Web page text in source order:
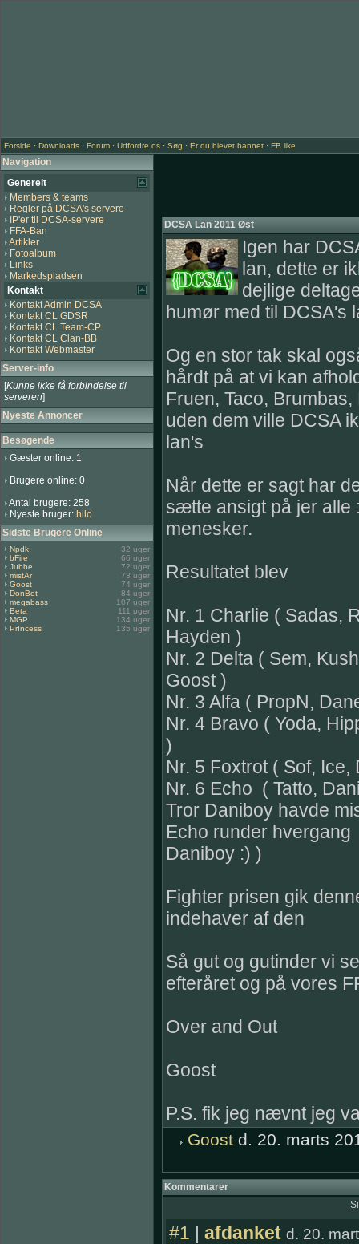
Forside · Downloads · Forum · Udfordre os · Søg · Er du blevet bannet · FB like
Navigation
Generelt
Members & teams
Regler på DCSA's servere
IP'er til DCSA-servere
FFA-Ban
Artikler
Fotoalbum
Links
Markedspladsen
Kontakt
Kontakt Admin DCSA
Kontakt CL GDSR
Kontakt CL Team-CP
Kontakt CL Clan-BB
Kontakt Webmaster
Server-info
[Kunne ikke få forbindelse til
serveren]
Nyeste Annoncer
Besøgende
Gæster online: 1
Brugere online: 0
Antal brugere: 258
Nyeste bruger: hilo
Sidste Brugere Online
Npdk
32 uger
bFire
66 uger
Jubbe
72 uger
mistAr
73 uger
Goost
74 uger
DonBot
84 uger
megabass
107 uger
Beta
111 uger
MGP
134 uger
PrIncess
135 uger
DCSA Lan 2011 Øst
Igen har
lan, dette er
dejlige
humør med til DCSA's
Og en stor tak skal
hårdt på at vi kan
Fruen, Taco,
uden dem ville DCSA
lan's
Når dette er sagt har
sætte ansigt på jer alle
menesker.
Resultatet blev
Nr. 1 Charlie ( Sadas,
Hayden )
Nr. 2 Delta ( Sem,
Goost )
Nr. 3 Alfa ( PropN,
Nr. 4 Bravo ( Yoda,
)
Nr. 5 Foxtrot ( Sof,
Nr. 6 Echo ( Tatto,
Tror Daniboy havde
Echo runder hvergang
Daniboy :) )
Fighter prisen gik
indehaver af den
Så gut og gutinder vi
efteråret og på vores
Over and Out
Goost
P.S. fik jeg nævnt jeg
Goost d. 20. marts
Kommentarer
#1 | afdanket d. 20.